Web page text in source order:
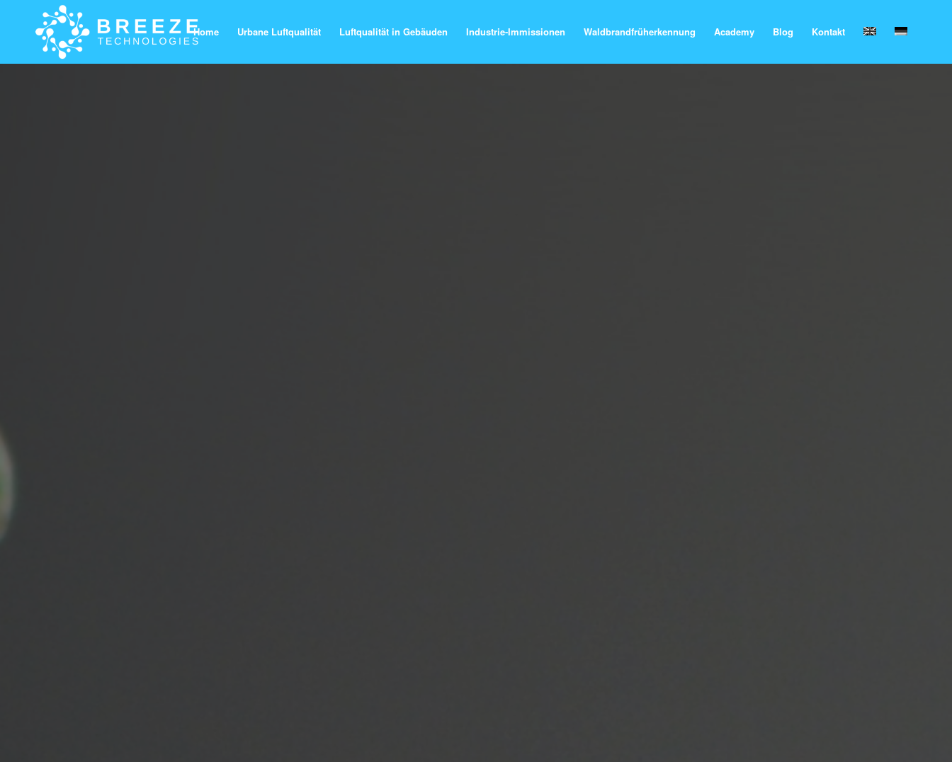
Home Urbane Luftqualität Luftqualität in Gebäuden Industrie-Immissionen Waldbrandfrüherkennung Academy Blog Kontakt